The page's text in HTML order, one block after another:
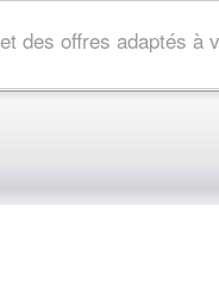
des offres adaptés à